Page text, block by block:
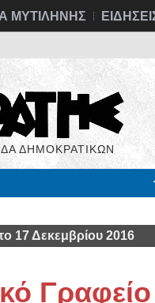
ΜΥΤΙΛΗΝΗΣ
ΔΗΜΟΚΡΑΤΙΚΩΝ
17 Δεκεμβρίου 2016